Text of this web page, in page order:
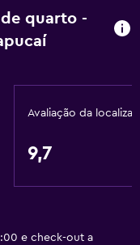
quarto -
Avaliação da
9,7
e check-out a